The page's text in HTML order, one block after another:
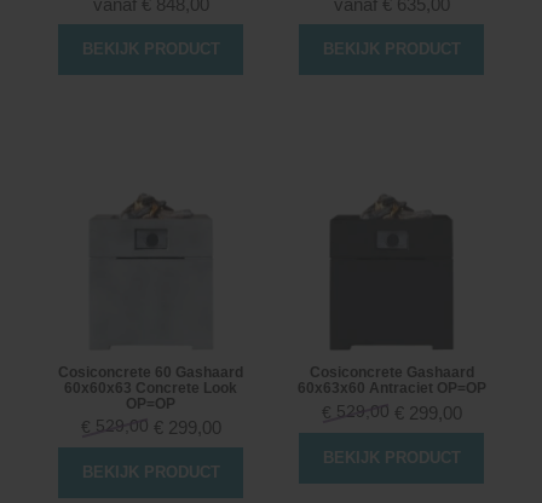
vanaf € 848,00
BEKIJK PRODUCT
vanaf € 635,00
BEKIJK PRODUCT
Cosiconcrete 60 Gashaard
60x60x63 Concrete Look
OP=OP
€ 529,00 € 299,00
BEKIJK PRODUCT
Cosiconcrete Gashaard
60x63x60 Antraciet OP=OP
€ 529,00 € 299,00
BEKIJK PRODUCT